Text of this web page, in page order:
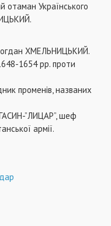
отаман Україн­ського
ХМЕЛЬНИЦЬКИЙ.
1654 рр. проти
променів, названих
”ЛИЦАР”, шеф
армії.